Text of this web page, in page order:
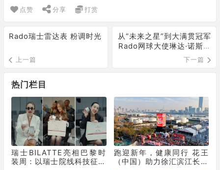
点赞 分享 打赏
Rado瑞士雷达表 粉调时光
上一篇
从“未来之星”到大满贯冠军
Rado网球大使琳达·诺斯科
娃勇夺温网女单冠军
下一篇
热门栏目
瑞士BILATTE亮相巴黎时
装周：以瑞士院线科技征服
跑迎新年，健康同行 花王
（中国）助力徐汇滨江长跑